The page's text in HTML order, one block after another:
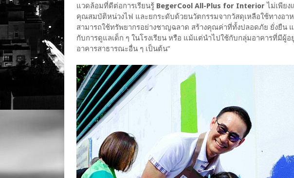
แวดล้อมที่ดีต่อการเรียนรู้ BegerCool All-Plus for Interior ไม่เพียง
คุณสมบัติหน่วงไฟ และยกระดับด้วยนวัตกรรมจากวัสดุเหลือใช้ทางอาห
สามารถใช้ทรัพยากรอย่างชาญฉลาด สร้างคุณค่าที่ทั้งปลอดภัย ยั่งยืน
กับการดูแลเด็ก ๆ ในโรงเรียน หรือ แม้แต่นำไปใช้กับกลุ่มอาคารที่มีผู้
อาคารสาธารณะอื่น ๆ เป็นต้น”